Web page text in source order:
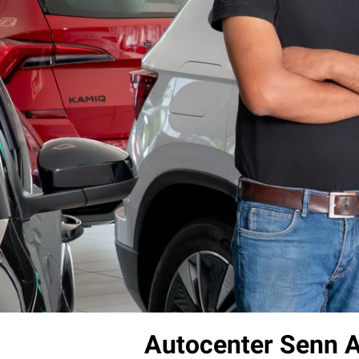
Autocenter Senn